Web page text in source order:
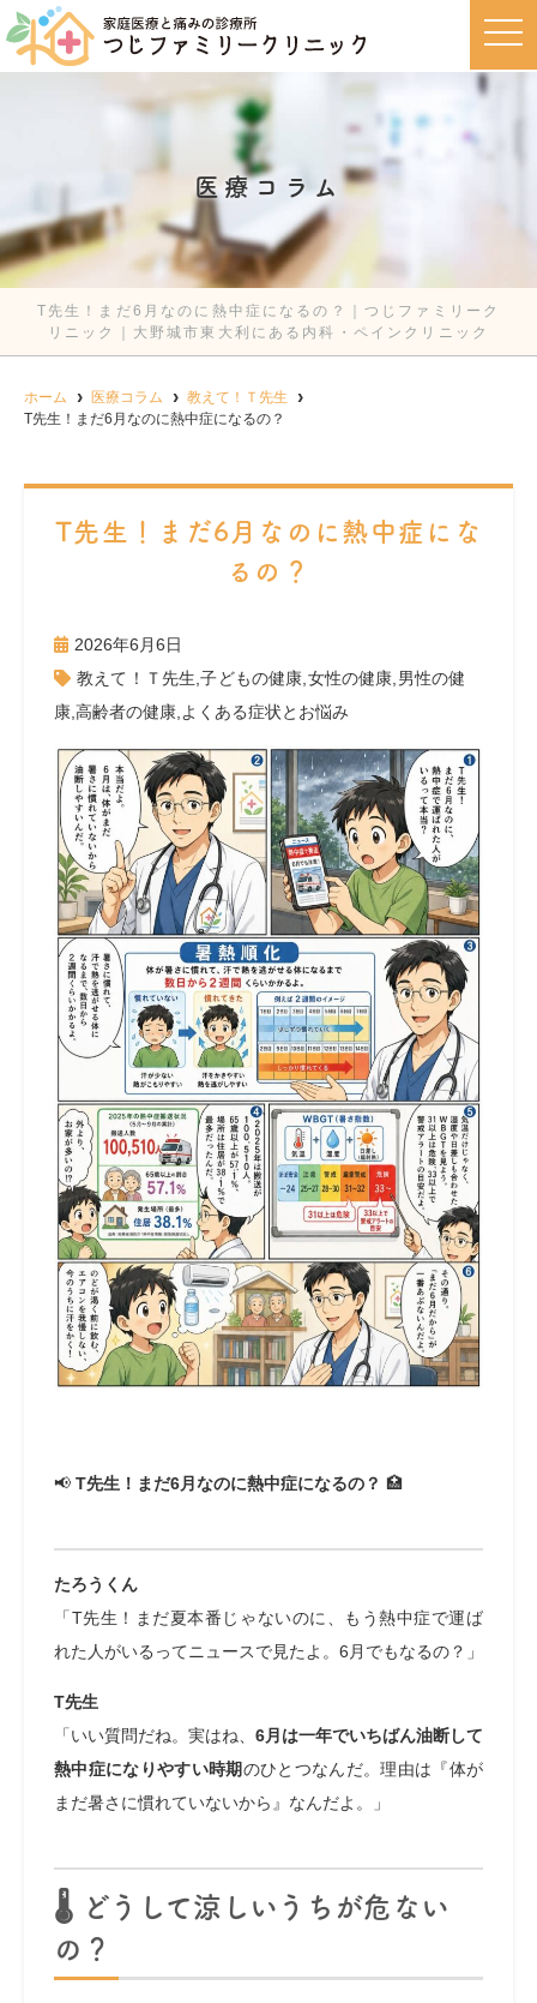
医療コラム
T先生！まだ6月なのに熱中症になるの？｜つじファミリーク
リニック｜大野城市東大利にある内科・ペインクリニック
t
o
ホーム 医療コラム
教えて！Ｔ先生
T先生！まだ6月なのに熱中症になるの？
T先生！まだ6月なのに熱中症にな
るの？
2026年6月6日
教えて！Ｔ先生 ,子どもの健康 女性の健康 男性の健
康 高齢者の健康 よくある症状とお悩み
📢 T先生！まだ6月なのに熱中症になるの？ 🏥
たろうくん
「T先生！まだ夏本番じゃないのに、もう熱中症で運ば
れた人がいるってニュースで見たよ。6月でもなるの？」
T先生
「いい質問だね。実はね、 6月は一年でいちばん油断して
熱中症になりやすい時期のひとつなんだ。理由は『体が
まだ暑さに慣れていないから』なんだよ。」
🌡️ どうして涼しいうちが危ない
の？